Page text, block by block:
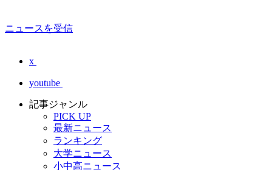
ニュースを受信
x
youtube
記事ジャンル
PICK UP
最新ニュース
ランキング
大学ニュース
小中高ニュース